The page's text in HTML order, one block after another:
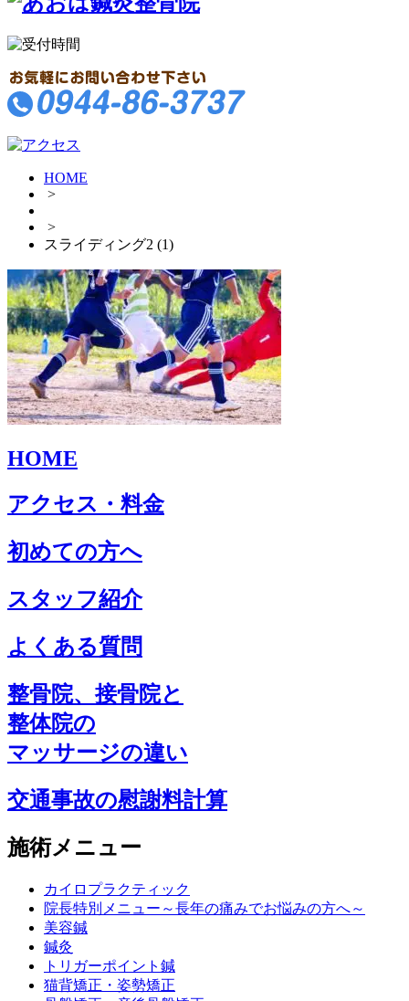
HOME
>
>
スライディング2 (1)
HOME
アクセス・料金
初めての方へ
スタッフ紹介
よくある質問
整骨院、接骨院と
整体院の
マッサージの違い
交通事故の慰謝料計算
施術メニュー
カイロプラクティック
院長特別メニュー～長年の痛みでお悩みの方へ～
美容鍼
鍼灸
トリガーポイント鍼
猫背矯正・姿勢矯正